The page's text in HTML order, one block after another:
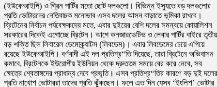
(ইউকেআইপি) ও গ্রিন পার্টির মতো ছোট দলগুলো। বিভিন্ন ইস্যুতে বড় দলগুলোর
প্রতি ভোটারদের নেতিবাচক মনোভাব এসব দলের আসন বাড়াতে ভূমিকা রাখবে।
ব্রিটেনের নির্বাচন পর্যবেক্ষকদের মতে, এবার দুইয়ের বেশি দলের সমন্বয়ে কোয়ালিশন
সরকারের দিকেই এগোচ্ছে ব্রিটেন। আগে কনজারভেটিভ ও লেবার পার্টির বাইরে তৃতীয়
বড় শক্তি ছিল লিবারেল ডেমোক্র্যাটস (লিবডেম)। এবার লিবডেমের চেয়ে এগিয়ে
রয়েছে ইউকেআইপি। বর্ণবাদী এই দল প্রতিশ্র“তি দিয়েছে, তারা ব্রিটেনে অভিবাসন
কমাবে, ব্রিটেনকে ইউরোপীয় ইউনিয়ন থেকে দ্রুততম সময়ে বের করে নেবে, সব
ক্ষেত্রে শ্বেতাঙ্গদের প্রাধান্য দেবে প্রভৃতি। এসব প্রতিশ্র“তির কারণে বড় দুই দলের
প্রতি নাখোশ ভোটাররা তাদের প্রতি ঝুঁকছেন। ফলে এত দিন যেসব ‘ইংলিশ’ ভোটার